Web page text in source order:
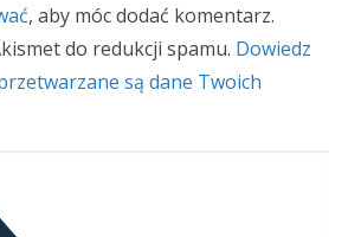
, aby móc dodać komentarz.
do redukcji spamu. Dowiedz
są dane Twoich